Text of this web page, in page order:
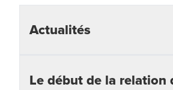
Actualités
Les incontournables de la
Le début de la relation